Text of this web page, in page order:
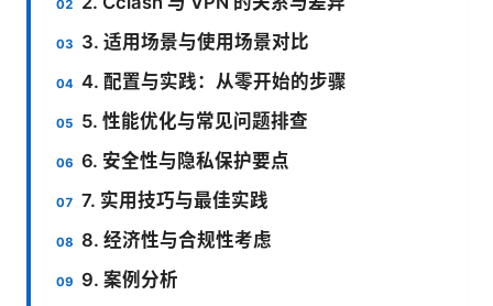
3. 适用场景与使用场景对比
4. 配置与实践：从零开始的步骤
5. 性能优化与常见问题排查
6. 安全性与隐私保护要点
7. 实用技巧与最佳实践
8. 经济性与合规性考虑
9. 案例分析